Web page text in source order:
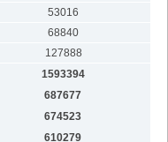
53016
68840
127888
1593394
687677
674523
610279